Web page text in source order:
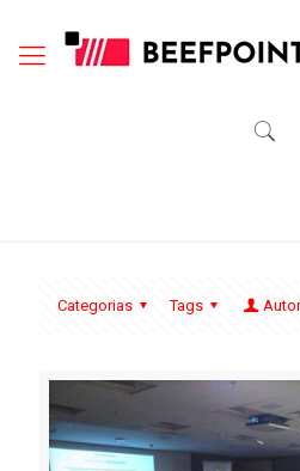
Categorias Tags